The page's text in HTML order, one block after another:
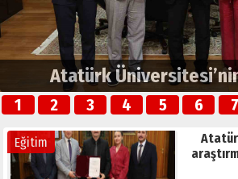
Atatürk
altyapısına
1 2 3 4 5 6 7
Eğitim